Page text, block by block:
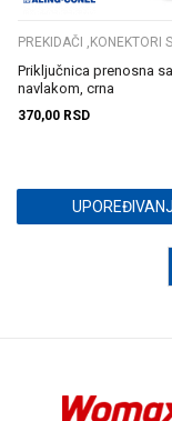
Priključnica prenosna
navlakom, crna
370,00 RSD